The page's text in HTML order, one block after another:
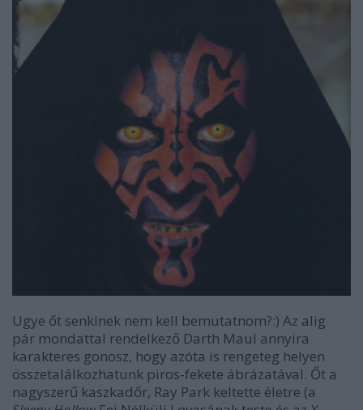
Ugye őt senkinek nem kell bemutatnom?:) Az alig
pár mondattal rendelkező Darth Maul annyira
karakteres gonosz, hogy azóta is rengeteg helyen
összetalálkozhatunk piros-fekete ábrázatával. Őt a
nagyszerű kaszkadőr, Ray Park keltette életre (a